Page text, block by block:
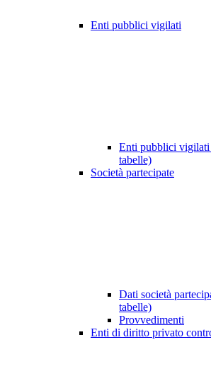
Enti pubblici vigilati
Enti pubblici vigilati
tabelle)
Società partecipate
Dati società
tabelle)
Provvedimenti
Enti di diritto privato